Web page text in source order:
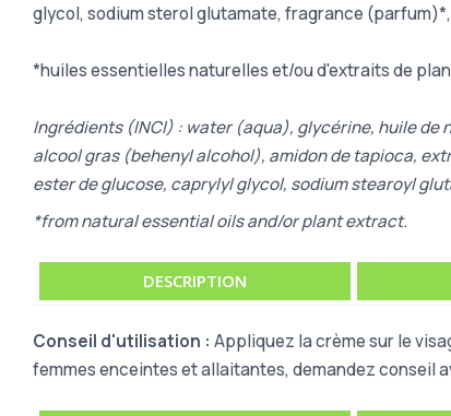
glycol, sodium sterol glutamate, fragrance
*huiles essentielles naturelles et/ou d'extraits de
Ingrédients (INCI) : water (aqua), glycérine, huile de
alcool gras (behenyl alcohol), amidon de tapioca,
ester de glucose, caprylyl glycol, sodium stearoyl
*from natural essential oils and/or plant extract.
DESCRIPTION
Conseil d'utilisation : Appliquez la crème sur le
femmes enceintes et allaitantes, demandez conseil